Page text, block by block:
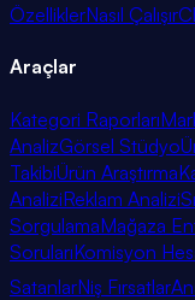
ÖzelliklerNasıl Çalışır
Araçlar
Kategori Raporları
AnalizGörsel Stüdyo
TakibiÜrün Araştırma
AnaliziReklam Analizi
SorgulamaMağaza
SorularıKomisyon
SatanlarNiş Fırsatlar